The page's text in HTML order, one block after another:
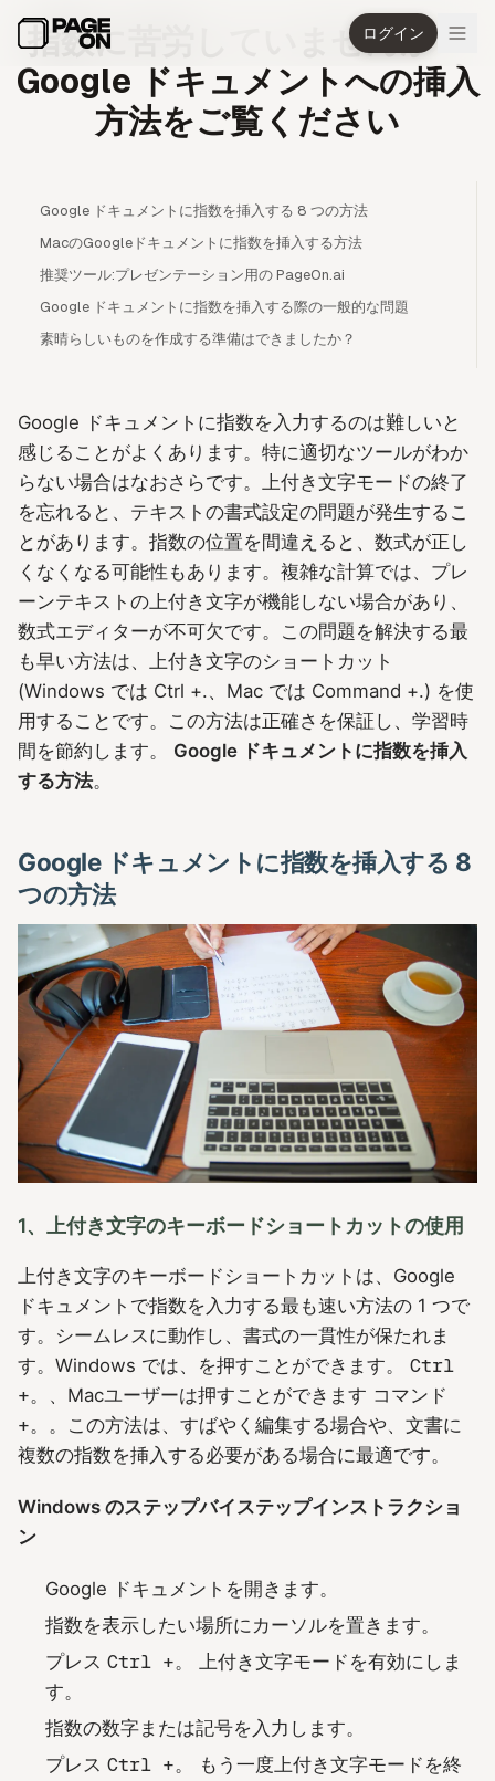
ログイン
指数に苦労していませんか？
Google ドキュメントへの挿入
方法をご覧ください
Google ドキュメントに指数を挿入する 8 つの方法
MacのGoogleドキュメントに指数を挿入する方法
推奨ツール:プレゼンテーション用の PageOn.ai
Google ドキュメントに指数を挿入する際の一般的な問題
素晴らしいものを作成する準備はできましたか？
Google ドキュメントに指数を入力するのは難しいと
感じることがよくあります。特に適切なツールがわか
らない場合はなおさらです。上付き文字モードの終了
を忘れると、テキストの書式設定の問題が発生するこ
とがあります。指数の位置を間違えると、数式が正し
くなくなる可能性もあります。複雑な計算では、プレ
ーンテキストの上付き文字が機能しない場合があり、
数式エディターが不可欠です。この問題を解決する最
も早い方法は、上付き文字のショートカット
(Windows では Ctrl +.、Mac では Command +.) を使
用することです。この方法は正確さを保証し、学習時
間を節約します。 Google ドキュメントに指数を挿入
する方法。
Google ドキュメントに指数を挿入する 8
つの方法
1、上付き文字のキーボードショートカットの使用
上付き文字のキーボードショートカットは、Google
ドキュメントで指数を入力する最も速い方法の 1 つで
す。シームレスに動作し、書式の一貫性が保たれま
す。Windows では、を押すことができます。 Ctrl
+。 、Macユーザーは押すことができます コマンド
+。 。この方法は、すばやく編集する場合や、文書に
複数の指数を挿入する必要がある場合に最適です。
Windows のステップバイステップインストラクショ
ン
Google ドキュメントを開きます。
指数を表示したい場所にカーソルを置きます。
プレスCtrl +。
上付き文字モードを有効にしま
す。
指数の数字または記号を入力します。
プレスCtrl +。
もう一度上付き文字モードを終